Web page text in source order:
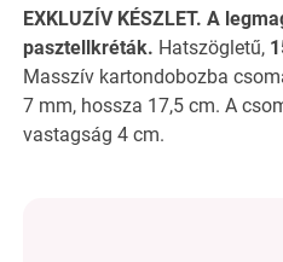
EXKLUZÍV KÉSZLET. A
pasztellkréták. Hatszögletű,
Masszív kartondobozba
7 mm, hossza 17,5 cm. A
vastagság 4 cm.